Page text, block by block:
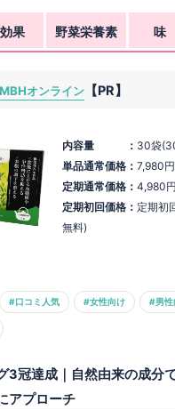
効果 野菜栄養素 味
オンライン【PR】
内容量 ： 30袋
単品通常価格： 7,980
定期通常価格： 4,980
定期初回価格： 定期初
無料)
#口コミ人気 #女性向け #男性
3冠達成｜自然由来の成分
アプローチ